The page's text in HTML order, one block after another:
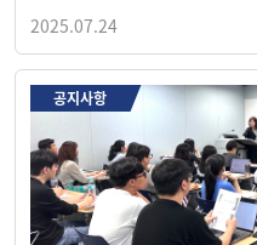
2025.07.24
공지사항